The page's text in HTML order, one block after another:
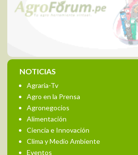
NOTICIAS
Agraria-Tv
Agro en la Prensa
Agronegocios
Alimentación
Ciencia e Innovación
Clima y Medio Ambiente
Eventos